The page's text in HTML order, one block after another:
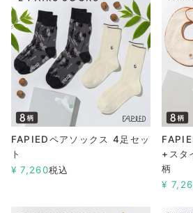
FAPIEDペアソックス 4足セッ
ト
¥ 7,260税込
+スタ
柄
¥